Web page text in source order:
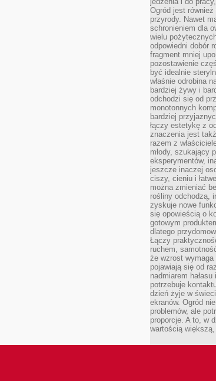
Ogród jest
przyrody. Nawet
schronieniem dla
wielu
odpowiedni dobór
fragment mniej
pozostawienie
być idealnie
właśnie odrobina
bardziej żywy i
odchodzi się od
monotonnych
bardziej
łączy estetykę z
znaczenia jest
razem z
młody, szukający
eksperymentów,
jeszcze inaczej
ciszy, cieniu i
można zmieniać
rośliny odchodzą,
zyskuje nowe
się opowieścią o
gotowym
dlatego
Łączy
ruchem,
że wzrost
pojawiają się od
nadmiarem
potrzebuje
dzień żyje w
ekranów. Ogród
problemów, ale
proporcje. A to, w
wartością